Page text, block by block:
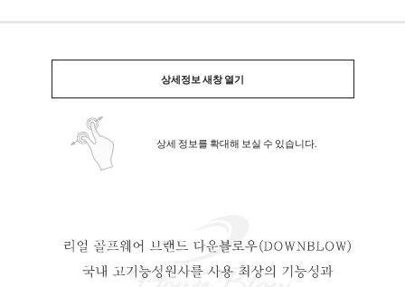
상세정보 새창 열기
상세 정보를 확대해 보실 수 있습니다.